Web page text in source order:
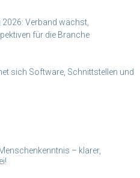
Verband wächst,
für die Branche
sich Software, Schnittstellen und
– klarer,